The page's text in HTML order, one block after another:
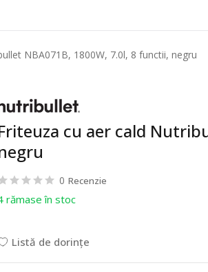
NBA071B, 1800W, 7.0l, 8 functii, negru
cu aer cald
0 Recenzie
rămase în stoc
Listă de dorințe